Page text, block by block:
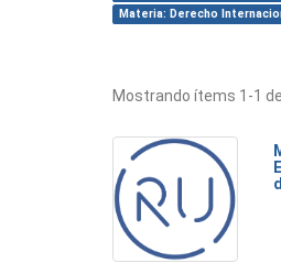
Materia: Derecho
Mostrando ítems 1-1 de